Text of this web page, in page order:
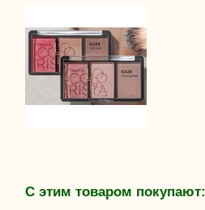
С этим товаром покупают: